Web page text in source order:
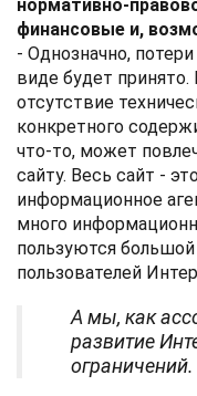
нормативно-
финансовые и,
- Однозначно,
виде будет
отсутствие
конкретного
что-то, может
сайту. Весь сайт -
информационное
много
пользуются
пользователей
А мы, как
развитие
ограничений.